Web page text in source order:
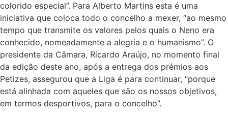
colorido especial”. Para Alberto Martins esta é uma
iniciativa que coloca todo o concelho a mexer, “ao mesmo
tempo que transmite os valores pelos quais o Neno era
conhecido, nomeadamente a alegria e o humanismo”. O
presidente da Câmara, Ricardo Araújo, no momento final
da edição deste ano, após a entrega dos prémios aos
Petizes, assegurou que a Liga é para continuar, “porque
está alinhada com aqueles que são os nossos objetivos,
em termos desportivos, para o concelho”.